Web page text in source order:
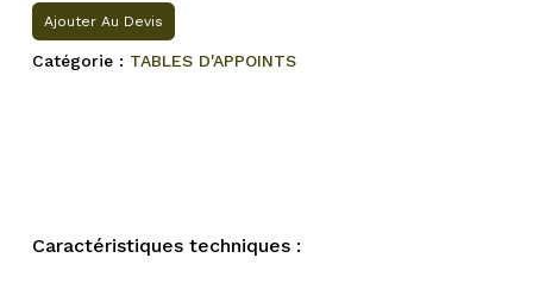
Ajouter Au Devis
Catégorie : TABLES D'APPOINTS
Caractéristiques techniques :